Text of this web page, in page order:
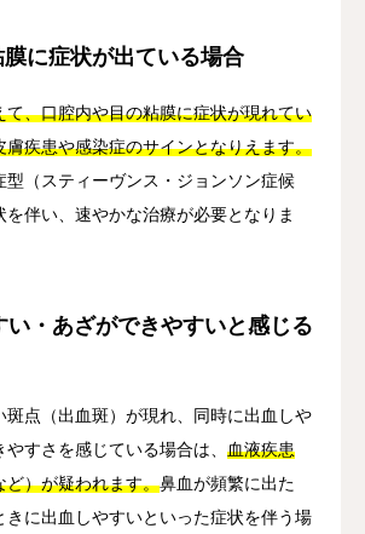
膜に症状が出ている場合
て、口腔内や目の粘膜に症状が現れてい
膚疾患や感染症のサインとなりえます。
型（スティーヴンス・ジョンソン症候
を伴い、速やかな治療が必要となりま
い・あざができやすいと感じる
斑点（出血斑）が現れ、同時に出血しや
すさを感じている場合は、 血液疾患
ど）が疑われます。鼻血が頻繁に出た
きに出血しやすいといった症状を伴う場